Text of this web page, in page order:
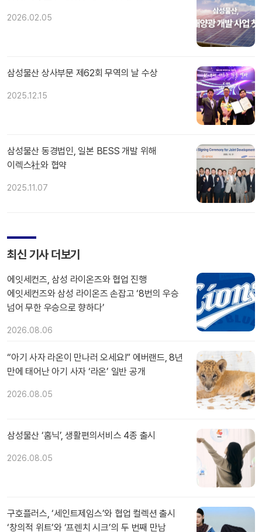
2026.02.05
삼성물산 상사부문 제62회 무역의 날 수상
2025.12.15
삼성물산 동경법인, 일본 BESS 개발 위해
이렉스社와 협약
2025.11.07
최신 기사 더보기
에잇세컨즈, 삼성 라이온즈와 협업 진행
에잇세컨즈와 삼성 라이온즈 손잡고 ‘8번의 우승
넘어 무한 우승으로 향하다’
2026.08.06
“아기 사자 라온이 만나러 오세요!” 에버랜드, 8년
만에 태어난 아기 사자 ‘라온’ 일반 공개
2026.08.05
삼성물산 ‘홈닉’, 생활편의서비스 4종 출시
2026.08.05
구호플러스, ‘세인트제임스’와 협업 컬렉션 출시
‘창의적 위트’와 ‘프렌치 시크’의 두 번째 만남